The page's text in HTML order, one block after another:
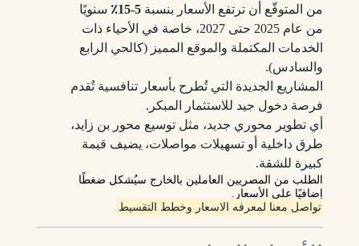
من المتوقّع أن ترتفع الأسعار بنسبة 5‑15٪
سنويًا
من عام 2025 حتى 2027، خاصة في الأحياء ذات
الخدمات المكتملة والموقع المميز (كالحي الرابع
والسادس).
المشاريع الجديدة التي تُطرح بأسعار تنافسية تُقدم
فرصة دخول جيد للاستثمار المبكر.
أي تطوير محوري جديد، مثل توسيع محور بن زايد،
طرق داخلية أو تسهيلات مواصلات، يضيف قيمة
كبيرة للشقة.
الطلب من المصريين العاملين بالخارج سيُشكل ضغطًا
إضافيًا على الأسعار.
تواصل معنا لمعرفه الاسعار وخطط التقسيط